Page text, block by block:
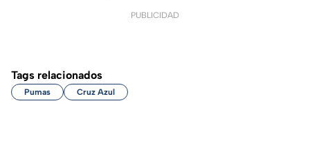
PUBLICIDAD
Tags relacionados
Pumas Cruz Azul